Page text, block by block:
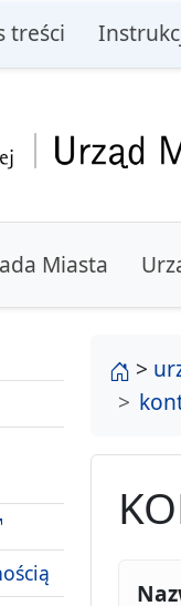
do treści
treści
Miasta
>